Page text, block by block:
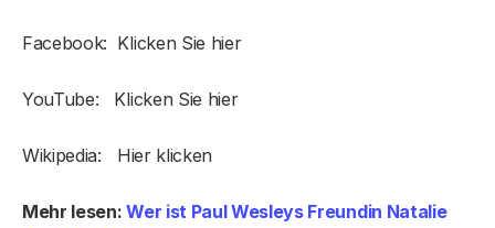
Facebook: Klicken Sie hier
YouTube: Klicken Sie hier
Wikipedia: Hier klicken
Mehr lesen:Wer ist Paul Wesleys Freundin Natalie